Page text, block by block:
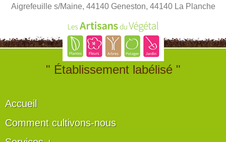
Aigrefeuille s/Maine, 44140 Geneston, 44140 La Planche
" Établissement labélisé "
Accueil
Comment cultivons-nous